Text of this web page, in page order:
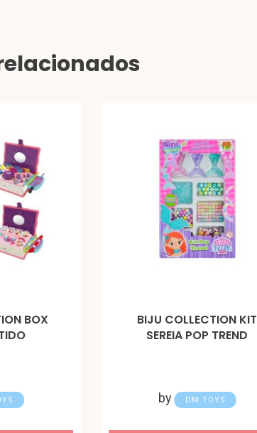
BOX
BIJU COLLECTION KIT
SEREIA POP TREND
by DM TOYS